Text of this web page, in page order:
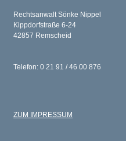
Rechtsanwalt Sönke Nippel
Kippdorfstraße 6-24
42857 Remscheid
Telefon: 0 21 91 / 46 00 876
ZUM IMPRESSUM